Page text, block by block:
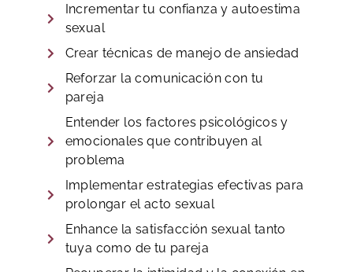
Incrementar tu confianza y autoestima
sexual
Crear técnicas de manejo de ansiedad
Reforzar la comunicación con tu
pareja
Entender los factores psicológicos y
emocionales que contribuyen al
problema
Implementar estrategias efectivas para
prolongar el acto sexual
Enhance la satisfacción sexual tanto
tuya como de tu pareja